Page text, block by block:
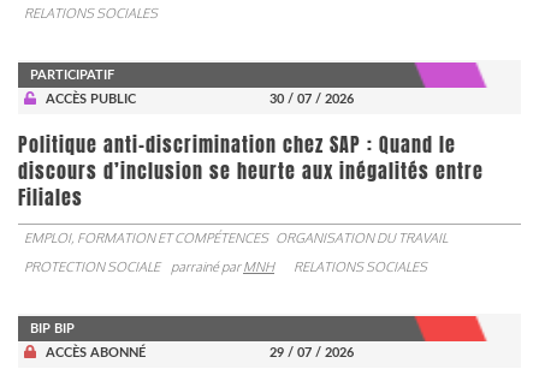
RELATIONS SOCIALES
PARTICIPATIF
ACCÈS PUBLIC
30 / 07 / 2026
Politique anti-discrimination chez SAP : Quand le
discours d’inclusion se heurte aux inégalités entre
Filiales
EMPLOI, FORMATION ET COMPÉTENCES ORGANISATION DU TRAVAIL
PROTECTION SOCIALE
parrainé parMNH RELATIONS SOCIALES
BIP BIP
ACCÈS ABONNÉ
29 / 07 / 2026